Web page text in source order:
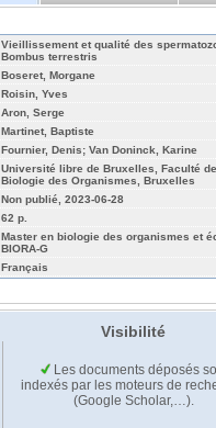
Vieillissement et qualité des
Bombus terrestris
Boseret, Morgane
Roisin, Yves
Aron, Serge
Martinet, Baptiste
Fournier, Denis; Van Doninck, Karine
Université libre de Bruxelles, Faculté
Biologie des Organismes, Bruxelles
Non publié, 2023-06-28
62 p.
Master en biologie des organismes et
BIORA-G
Français
Visibilité
Les documents déposés
indexés par les moteurs de
(Google Scholar,…).